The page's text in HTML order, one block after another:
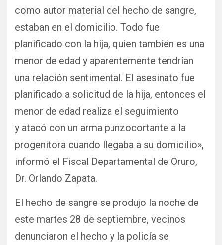
como autor material del hecho de sangre,
estaban en el domicilio. Todo fue
planificado con la hija, quien también es una
menor de edad y aparentemente tendrían
una relación sentimental. El asesinato fue
planificado a solicitud de la hija, entonces el
menor de edad realiza el seguimiento
y atacó con un arma punzocortante a la
progenitora cuando llegaba a su domicilio»,
informó el Fiscal Departamental de Oruro,
Dr. Orlando Zapata.
El hecho de sangre se produjo la noche de
este martes 28 de septiembre, vecinos
denunciaron el hecho y la policía se